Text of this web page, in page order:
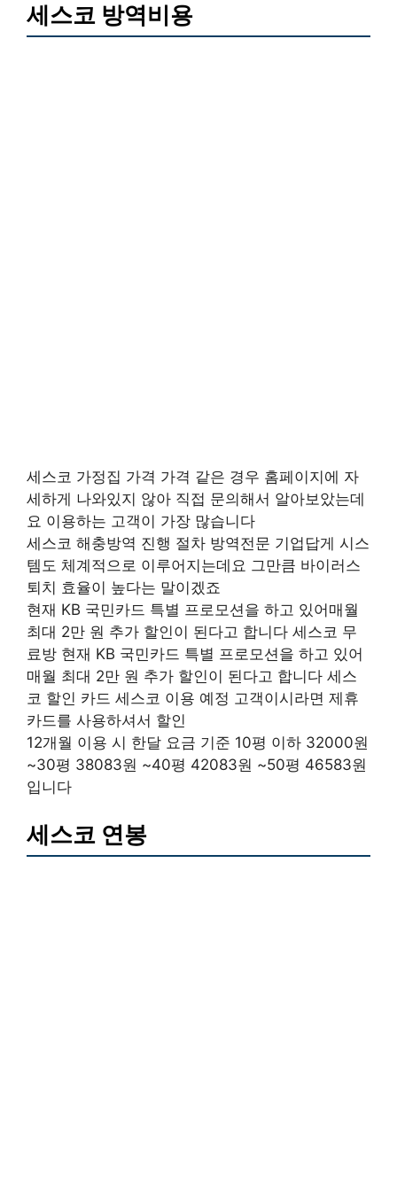
세스코 방역비용
세스코 가정집 가격 가격 같은 경우 홈페이지에 자
세하게 나와있지 않아 직접 문의해서 알아보았는데
요 이용하는 고객이 가장 많습니다
세스코 해충방역 진행 절차 방역전문 기업답게 시스
템도 체계적으로 이루어지는데요 그만큼 바이러스
퇴치 효율이 높다는 말이겠죠
현재 KB 국민카드 특별 프로모션을 하고 있어매월
최대 2만 원 추가 할인이 된다고 합니다 세스코 무
료방 현재 KB 국민카드 특별 프로모션을 하고 있어
매월 최대 2만 원 추가 할인이 된다고 합니다 세스
코 할인 카드 세스코 이용 예정 고객이시라면 제휴
카드를 사용하셔서 할인
12개월 이용 시 한달 요금 기준 10평 이하 32000원
~30평 38083원 ~40평 42083원 ~50평 46583원
입니다
세스코 연봉